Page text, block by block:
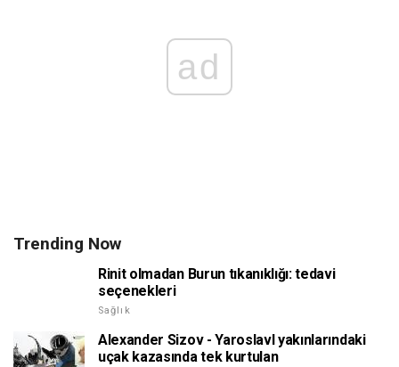
ad
Trending Now
Rinit olmadan Burun tıkanıklığı: tedavi
seçenekleri
Sağlık
Alexander Sizov - Yaroslavl yakınlarındaki
uçak kazasında tek kurtulan